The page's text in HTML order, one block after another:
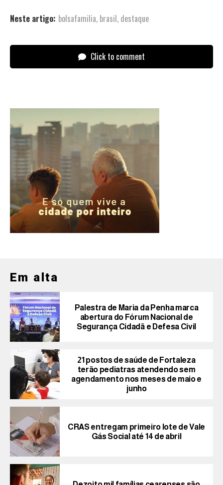
Neste artigo: bolsafamilia, brasil, destaque
Click to comment
Em alta
Palestra de Maria da Penha marca
abertura do Fórum Nacional de
Segurança Cidadã e Defesa Civil
21 postos de saúde de Fortaleza
terão pediatras atendendo sem
agendamento nos meses de maio e
junho
CRAS entregam primeiro lote de Vale
Gás Social até 14 de abril